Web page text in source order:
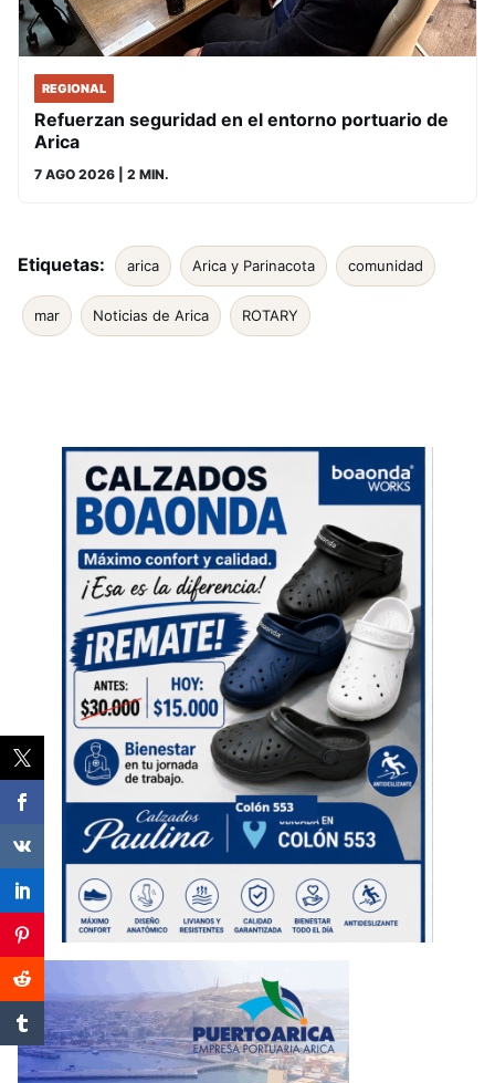
REGIONAL
Refuerzan seguridad en el entorno portuario de
Arica
7 AGO 2026 | 2 MIN.
Etiquetas: arica Arica y Parinacota comunidad
mar Noticias de Arica ROTARY